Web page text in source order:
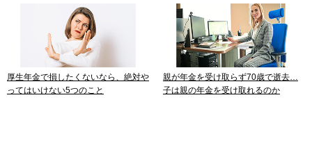
厚生年金で損したくないなら、絶対や
ってはいけない5つのこと
親が年金を受け取らず70歳で逝去…
子は親の年金を受け取れるのか